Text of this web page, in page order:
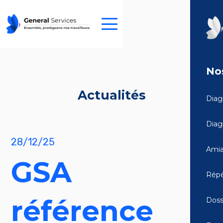
Actualités
28/12/25
GSA
référence